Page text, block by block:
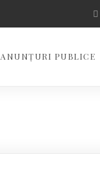
ANUNȚURI PUBLICE